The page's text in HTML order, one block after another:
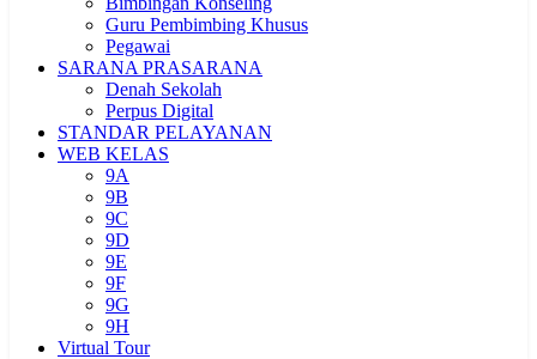
Guru Pembimbing Khusus
Pegawai
SARANA PRASARANA
Denah Sekolah
Perpus Digital
STANDAR PELAYANAN
WEB KELAS
9A
9B
9C
9D
9E
9F
9G
9H
Virtual Tour